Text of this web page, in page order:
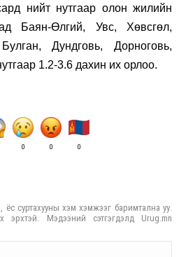
нийт нутгаар олон жилийн
Баян-Өлгий, Увс, Хөвсгөл,
Дундговь, Дорноговь,
1.2-3.6 дахин их орлоо.
0 0 0
ёс суртахууны хэм хэмжээг баримтална уу.
эрхтэй. Мэдээний сэтгэгдэлд Urug.mn